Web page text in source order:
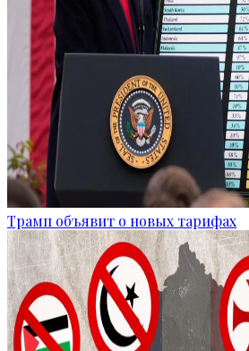
Трамп объявит о новых тарифах